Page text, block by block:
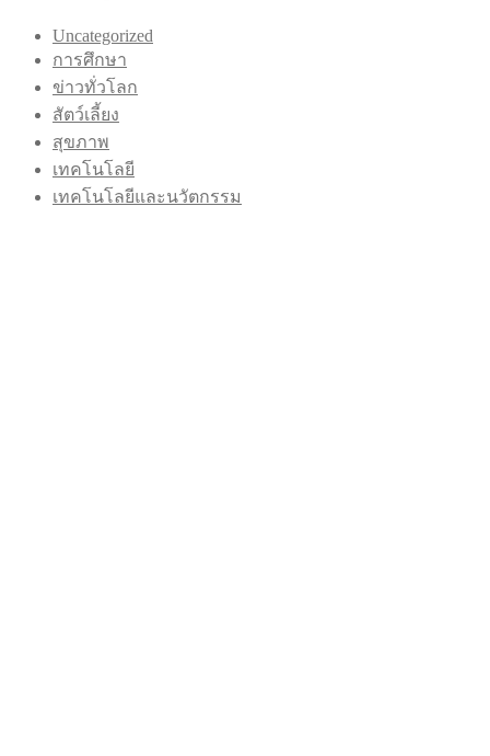
Uncategorized
การศึกษา
ข่าวทั่วโลก
สัตว์เลี้ยง
สุขภาพ
เทคโนโลยี
เทคโนโลยีและนวัตกรรม